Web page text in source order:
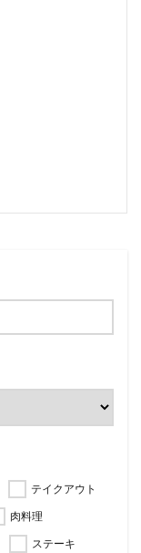
テイクアウト
肉料理
ステーキ